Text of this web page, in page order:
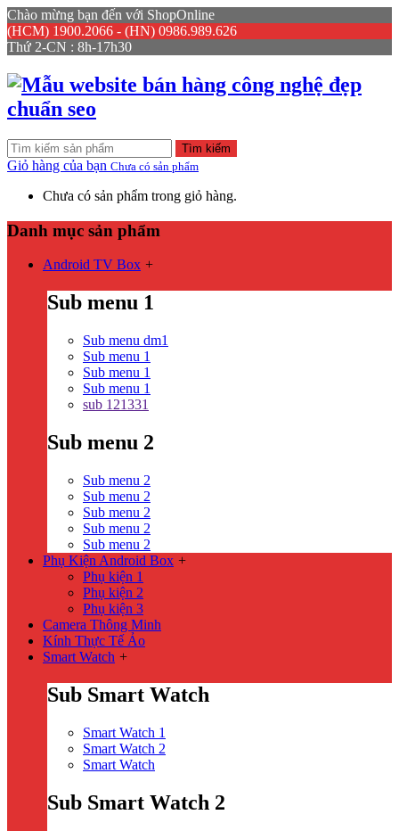
Chào mừng bạn đến với ShopOnline
(HCM) 1900.2066 - (HN) 0986.989.626
Thứ 2-CN : 8h-17h30
Tìm kiếm
Giỏ hàng của bạn Chưa có sản phẩm
Chưa có sản phẩm trong giỏ hàng.
Danh mục sản phẩm
Android TV Box +
Sub menu 1
Sub menu dm1
Sub menu 1
Sub menu 1
Sub menu 1
sub 121331
Sub menu 2
Sub menu 2
Sub menu 2
Sub menu 2
Sub menu 2
Sub menu 2
Phụ Kiện Android Box +
Phụ kiện 1
Phụ kiện 2
Phụ kiện 3
Camera Thông Minh
Kính Thực Tế Ảo
Smart Watch +
Sub Smart Watch
Smart Watch 1
Smart Watch 2
Smart Watch
Sub Smart Watch 2